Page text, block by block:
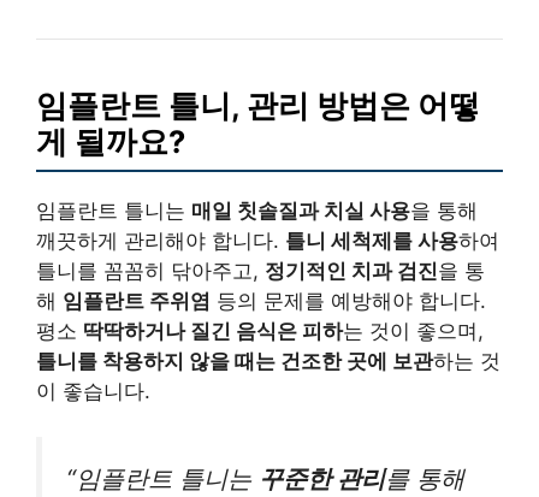
임플란트 틀니, 관리 방법은 어떻
게 될까요?
임플란트 틀니는 매일 칫솔질과 치실 사용을 통해
깨끗하게 관리해야 합니다. 틀니 세척제를 사용하여
틀니를 꼼꼼히 닦아주고, 정기적인 치과 검진을 통
해 임플란트 주위염 등의 문제를 예방해야 합니다.
평소 딱딱하거나 질긴 음식은 피하는 것이 좋으며,
틀니를 착용하지 않을 때는 건조한 곳에 보관하는 것
이 좋습니다.
“임플란트 틀니는 꾸준한 관리를 통해